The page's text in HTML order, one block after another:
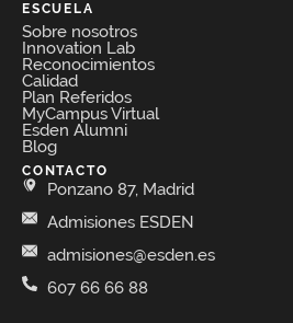
ESCUELA
Sobre nosotros
Innovation Lab
Reconocimientos
Calidad
Plan Referidos
MyCampus Virtual
Esden Alumni
Blog
CONTACTO
Ponzano 87, Madrid
Admisiones ESDEN
admisiones@esden.es
607 66 66 88